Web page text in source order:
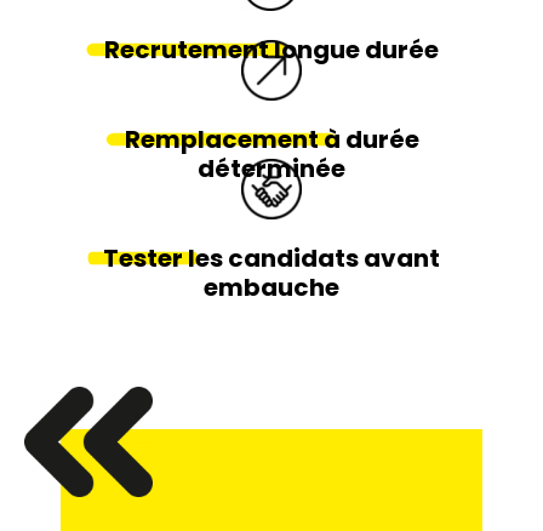
Recrutementlongue durée
Remplacementà durée
déterminée
Testerles candidats avant
embauche